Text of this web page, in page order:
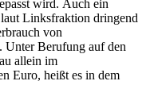
wird. Auch ein
Linksfraktion dringend
von
Unter Berufung auf den
allein im
Euro, heißt es in dem